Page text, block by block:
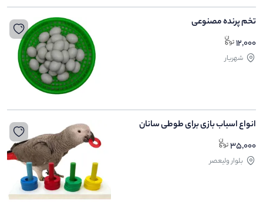
تخم پرنده مصنوعی
12,000
شهریار
انواع اسباب بازی برای طوطی سانان
35,000
بلوار ولیعصر